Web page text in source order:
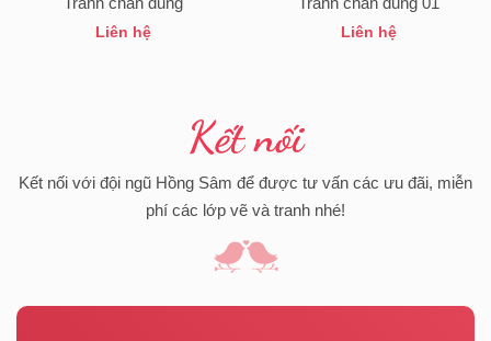
Liên hệ Liên hệ
Kết nối
Kết nối với đội ngũ Hồng Sâm để được tư vấn các ưu đãi, miễn
phí các lớp vẽ và tranh nhé!